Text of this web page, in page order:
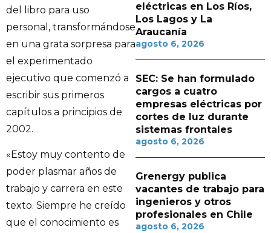
del libro para uso
personal, transformándose
en una grata sorpresa para
el experimentado
ejecutivo que comenzó a
escribir sus primeros
capítulos a principios de
2002.
«Estoy muy contento de
poder plasmar años de
trabajo y carrera en este
texto. Siempre he creído
que el conocimiento es
eléctricas en Los Ríos,
Los Lagos y La
Araucanía
agosto 6, 2026
SEC: Se han formulado
cargos a cuatro
empresas eléctricas por
cortes de luz durante
sistemas frontales
agosto 6, 2026
Grenergy publica
vacantes de trabajo para
ingenieros y otros
profesionales en Chile
agosto 6, 2026